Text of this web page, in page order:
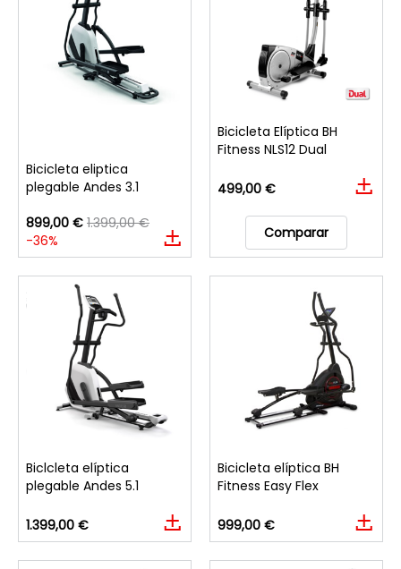
Bicicleta eliptica
plegable Andes 3.1
899,00 € 1.399,00 €
-36%
Bicicleta Elíptica BH
Fitness NLS12 Dual
499,00 €
Comparar
Biclcleta elíptica
plegable Andes 5.1
1.399,00 €
Bicicleta elíptica BH
Fitness Easy Flex
999,00 €